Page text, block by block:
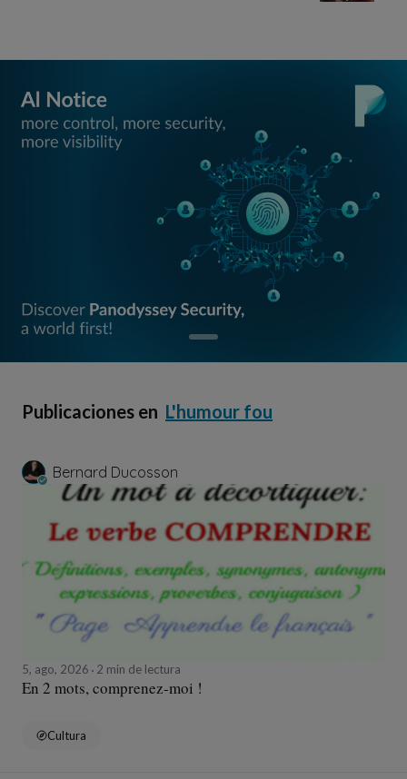
Publicaciones en L'humour fou
Bernard Ducosson
5, ago, 2026 2 min de lectura
En 2 mots, comprenez-moi !
Cultura